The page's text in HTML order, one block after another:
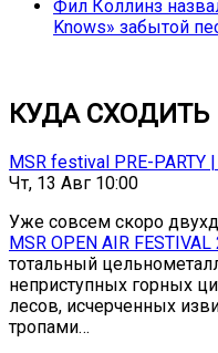
Фил Коллинз
Knows» забытой
КУДА СХОДИТЬ
MSR festival PRE-PARTY
Чт, 13 Авг 10:00
Уже совсем скоро
MSR OPEN AIR FESTIVAL
тотальный
неприступных горных
лесов, исчерченных
тропами…